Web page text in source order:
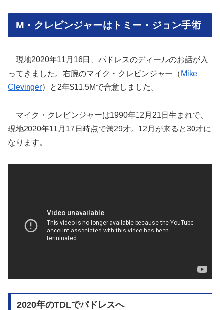
M・クレビンジャーはトミー・ジョン手術
現地2020年11月16日、パドレスのディールのお話が入
ってきました。右腕のマイク・クレビンジャー（ Mike
Clevinger）と2年$11.5Mで合意しました。
マイク・クレビンジャーは1990年12月21日生まれで、
現地2020年11月17日時点で満29才。12月が来ると30才に
なります。
2020年のTDLでパドレスへ